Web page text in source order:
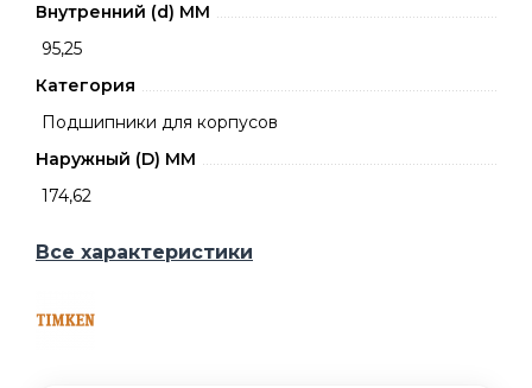
Внутренний (d) ММ
95,25
Категория
Подшипники для корпусов
Наружный (D) ММ
174,62
Все характеристики